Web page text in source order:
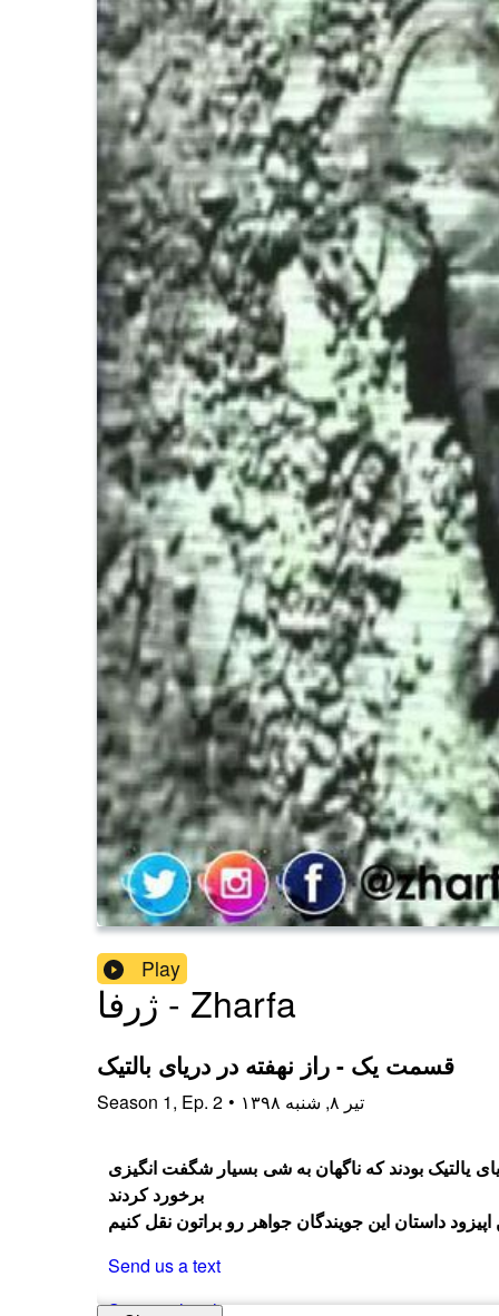
Play
ژرفا - Zharfa
قسمت یک - راز نهفته در دریای بالتیک
Season 1, Ep. 2 • ۱۳۹۸ تیر ۸, شنبه
در دریای یالتیک بودند که ناگهان به شی بسیار شگفت انگیزی
برخورد کردند
اپیزود داستان این جویندگان جواهر رو براتون نقل کنیم
Send us a text
Support the show